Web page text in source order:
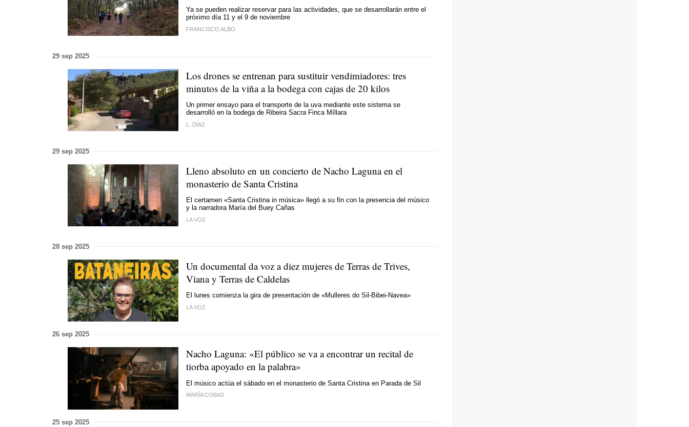
Ya se pueden realizar reservar para las actividades, que se desarrollarán entre el
próximo día 11 y el 9 de noviembre
FRANCISCO ALBO
29 sep 2025
Los drones se entrenan para sustituir vendimiadores: tres
minutos de la viña a la bodega con cajas de 20 kilos
Un primer ensayo para el transporte de la uva mediante este sistema se
desarrolló en la bodega de Ribeira Sacra Finca Míllara
L. DÍAZ
29 sep 2025
Lleno absoluto en un concierto de Nacho Laguna en el
monasterio de Santa Cristina
El certamen «Santa Cristina in música» llegó a su fin con la presencia del músico
y la narradora María del Buey Cañas
LA VOZ
28 sep 2025
Un documental da voz a diez mujeres de Terras de Trives,
Viana y Terras de Caldelas
El lunes comienza la gira de presentación de «Mulleres do Sil-Bibei-Navea»
LA VOZ
26 sep 2025
Nacho Laguna: «El público se va a encontrar un recital de
tiorba apoyado en la palabra»
El músico actúa el sábado en el monasterio de Santa Cristina en Parada de Sil
MARÍA COBAS
25 sep 2025